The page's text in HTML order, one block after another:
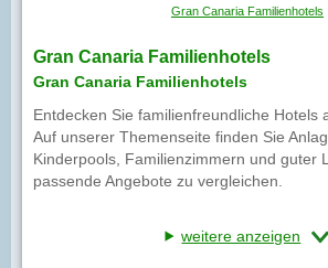
Gran Canaria Familienhotels
Gran Canaria Familienhotels
Gran Canaria Familienhotels
Entdecken Sie familienfreundliche Hotels
Auf unserer Themenseite finden Sie
Kinderpools, Familienzimmern und guter
passende Angebote zu vergleichen.
weitere anzeigen